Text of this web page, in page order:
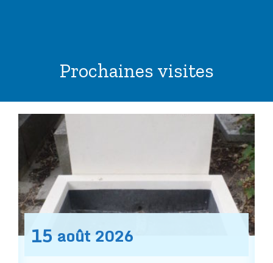
Prochaines visites
15 août 2026